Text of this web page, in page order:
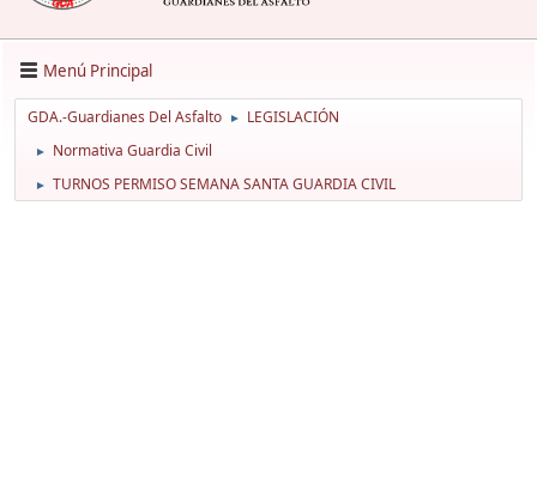
Menú Principal
GDA.-Guardianes Del Asfalto ► LEGISLACIÓN
► Normativa Guardia Civil
► TURNOS PERMISO SEMANA SANTA GUARDIA CIVIL